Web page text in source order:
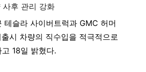
사후 관리 강화
테슬라 사이버트럭과 GMC 허머
시 차량의 직수입을 적극적으로
18일 밝혔다.